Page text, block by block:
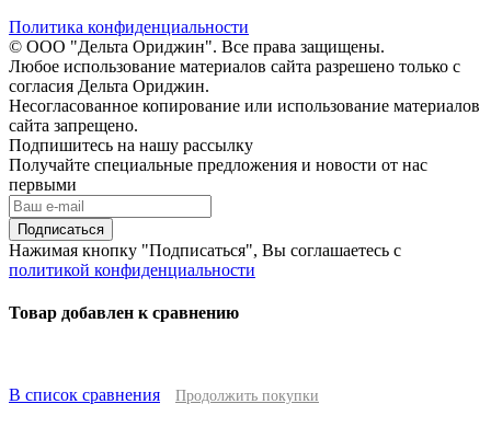
Политика конфиденциальности
© ООО "Дельта Ориджин". Все права защищены.
Любое использование материалов сайта разрешено только с
согласия Дельта Ориджин.
Несогласованное копирование или использование материалов
сайта запрещено.
Подпишитесь на нашу рассылку
Получайте специальные предложения и новости от нас
первыми
Подписаться
Нажимая кнопку "Подписаться", Вы соглашаетесь с
политикой конфиденциальности
Товар добавлен к сравнению
В список сравнения Продолжить покупки